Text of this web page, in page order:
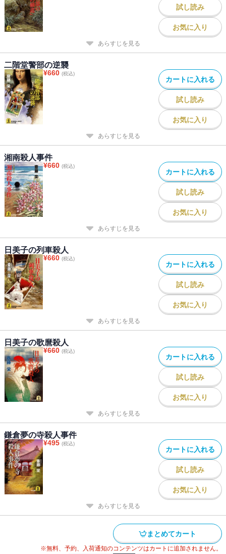
試し読み
お気に入り
あらすじを見る
二階堂警部の逆襲
¥660 (税込)
カートに入れる
試し読み
お気に入り
あらすじを見る
湘南殺人事件
¥660 (税込)
カートに入れる
試し読み
お気に入り
あらすじを見る
日美子の列車殺人
¥660 (税込)
カートに入れる
試し読み
お気に入り
あらすじを見る
日美子の歌麿殺人
¥660 (税込)
カートに入れる
試し読み
お気に入り
あらすじを見る
鎌倉夢の寺殺人事件
¥495 (税込)
カートに入れる
試し読み
お気に入り
あらすじを見る
まとめてカート
※無料、予約、入荷通知のコンテンツはカートに追加されません。